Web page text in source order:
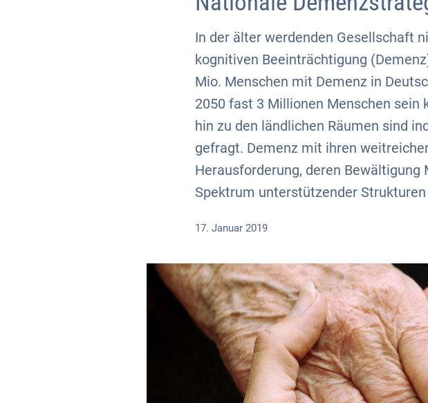
In der älter werdenden Gesellschaft
kognitiven Beeinträchtigung
Mio. Menschen mit Demenz in
2050 fast 3 Millionen Menschen sein
hin zu den ländlichen Räumen sind
gefragt. Demenz mit ihren
Herausforderung, deren
Spektrum unterstützender
17. Januar 2019